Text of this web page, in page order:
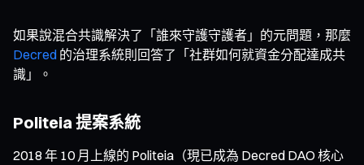
如果說混合共識解決了「誰來守護守護者」的元問題，那麼
Decred 的治理系統則回答了「社群如何就資金分配達成共
識」。
Politeia 提案系統
2018 年 10 月上線的 Politeia（現已成為 Decred DAO 核心